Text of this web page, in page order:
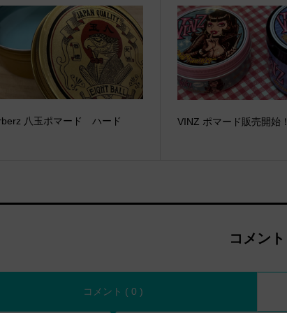
八玉ポマード ハード VINZ ポマード販売開始！
コメント
コメント ( 0 )